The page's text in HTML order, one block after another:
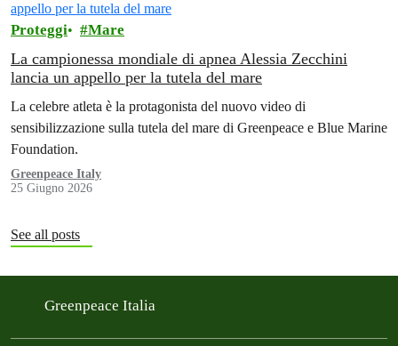
Proteggi Mare
La campionessa mondiale di apnea Alessia Zecchini
lancia un appello per la tutela del mare
La celebre atleta è la protagonista del nuovo video di
sensibilizzazione sulla tutela del mare di Greenpeace e Blue Marine
Foundation.
Greenpeace Italy
25 Giugno 2026
See all posts
Greenpeace Italia